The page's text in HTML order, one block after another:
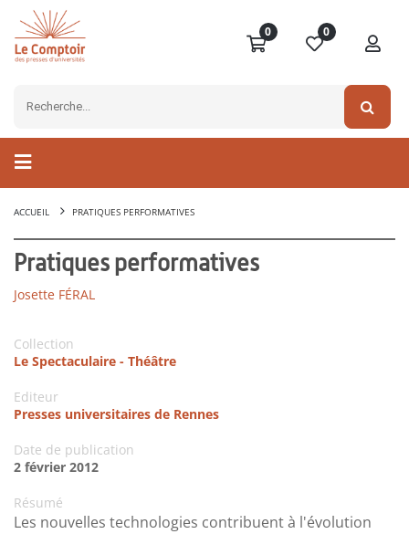
0 0
ACCUEIL PRATIQUES PERFORMATIVES
Pratiques performatives
Josette FÉRAL
Collection
Le Spectaculaire - Théâtre
Editeur
Presses universitaires de Rennes
Date de publication
2 février 2012
Résumé
Les nouvelles technologies contribuent à l'évolution